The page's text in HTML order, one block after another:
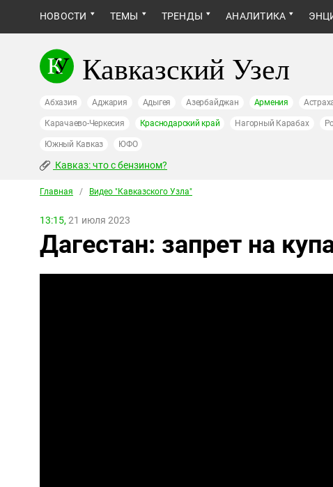
НОВОСТИ ТЕМЫ ТРЕНДЫ АНАЛИТИКА
Кавказский Узел
Абхазия Аджария Адыгея Азербайджан Армения
Карачаево-Черкесия Краснодарский край Нагорный Карабах
Южный Кавказ ЮФО
Кавказ: что с бензином?
Главная / Видео "Кавказcкого Узла"
13:15, 21 июля 2023
Дагестан: запрет на